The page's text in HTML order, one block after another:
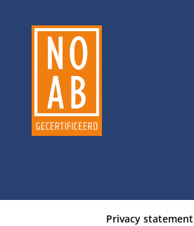
Privacy statement